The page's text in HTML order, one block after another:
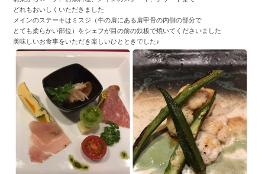
どれもおいしくいただきました
メインのステーキはミスジ（牛の肩にある肩甲骨の内側の部分で
とても柔らかい部位）をシェフが目の前の鉄板で焼いてくださいました
美味しいお食事をいただき楽しいひとときでした♪